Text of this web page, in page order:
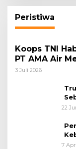
Peristiwa
Koops TNI
PT AMA Air
Taktis
3 Juli 2026
22
7